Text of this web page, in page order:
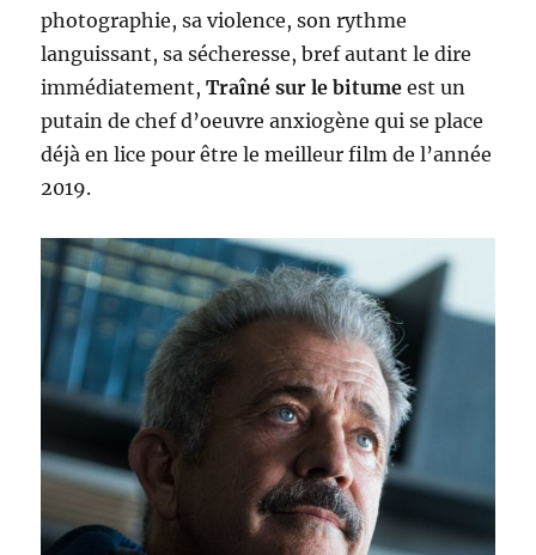
photographie, sa violence, son rythme
languissant, sa sécheresse, bref autant le dire
immédiatement,Traîné sur le bitumeest un
putain de chef d’oeuvre anxiogène qui se place
déjà en lice pour être le meilleur film de l’année
2019.